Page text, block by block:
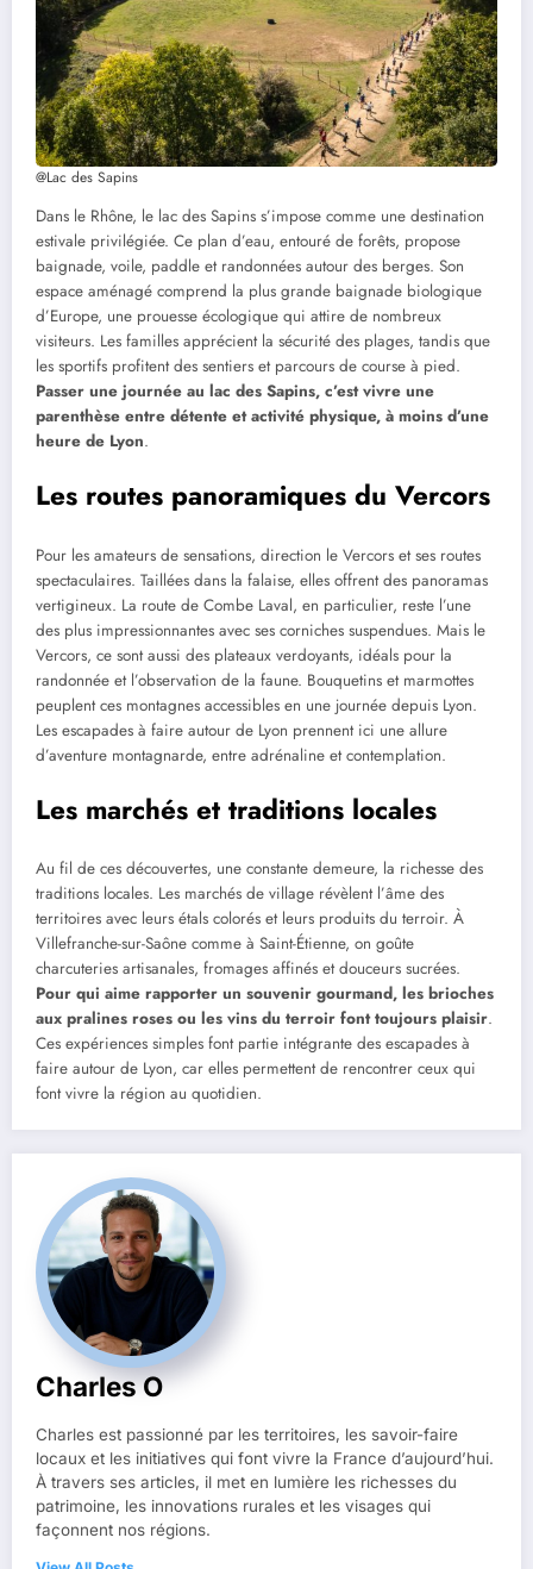
@Lac des Sapins
Dans le Rhône, le lac des Sapins s’impose comme une destination
estivale privilégiée. Ce plan d’eau, entouré de forêts, propose
baignade, voile, paddle et randonnées autour des berges. Son
espace aménagé comprend la plus grande baignade biologique
d’Europe, une prouesse écologique qui attire de nombreux
visiteurs. Les familles apprécient la sécurité des plages, tandis que
les sportifs profitent des sentiers et parcours de course à pied.
Passer une journée au lac des Sapins, c’est vivre une
parenthèse entre détente et activité physique, à moins d’une
heure de Lyon.
Les routes panoramiques du Vercors
Pour les amateurs de sensations, direction le Vercors et ses routes
spectaculaires. Taillées dans la falaise, elles offrent des panoramas
vertigineux. La route de Combe Laval, en particulier, reste l’une
des plus impressionnantes avec ses corniches suspendues. Mais le
Vercors, ce sont aussi des plateaux verdoyants, idéals pour la
randonnée et l’observation de la faune. Bouquetins et marmottes
peuplent ces montagnes accessibles en une journée depuis Lyon.
Les escapades à faire autour de Lyon prennent ici une allure
d’aventure montagnarde, entre adrénaline et contemplation.
Les marchés et traditions locales
Au fil de ces découvertes, une constante demeure, la richesse des
traditions locales. Les marchés de village révèlent l’âme des
territoires avec leurs étals colorés et leurs produits du terroir. À
Villefranche-sur-Saône comme à Saint-Étienne, on goûte
charcuteries artisanales, fromages affinés et douceurs sucrées.
Pour qui aime rapporter un souvenir gourmand, les brioches
aux pralines roses ou les vins du terroir font toujours plaisir.
Ces expériences simples font partie intégrante des escapades à
faire autour de Lyon, car elles permettent de rencontrer ceux qui
font vivre la région au quotidien.
Charles O
Charles est passionné par les territoires, les savoir-faire
locaux et les initiatives qui font vivre la France d’aujourd’hui.
À travers ses articles, il met en lumière les richesses du
patrimoine, les innovations rurales et les visages qui
façonnent nos régions.